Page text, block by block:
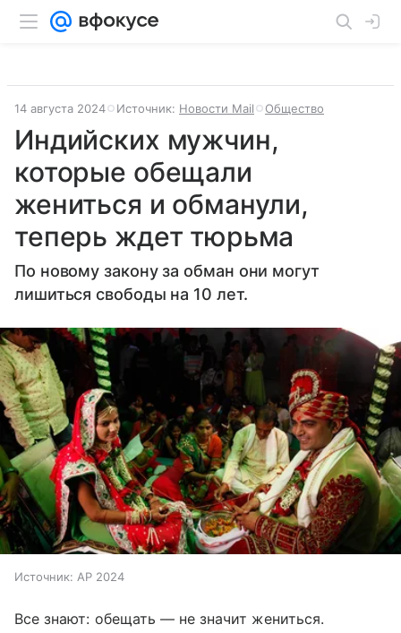
14 августа 2024 Источник: Новости Mail Общество
Индийских мужчин,
которые обещали
жениться и обманули,
теперь ждет тюрьма
По новому закону за обман они могут
лишиться свободы на 10 лет.
Источник: AP 2024
Все знают: обещать — не значит жениться.